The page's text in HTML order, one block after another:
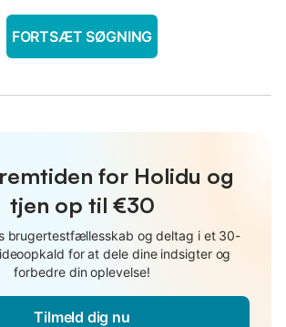
FORTSÆT SØGNING
for Holidu og
tjen op til €30
brugertestfællesskab og deltag i et 30-
for at dele dine indsigter og
forbedre din oplevelse!
Tilmeld dig nu